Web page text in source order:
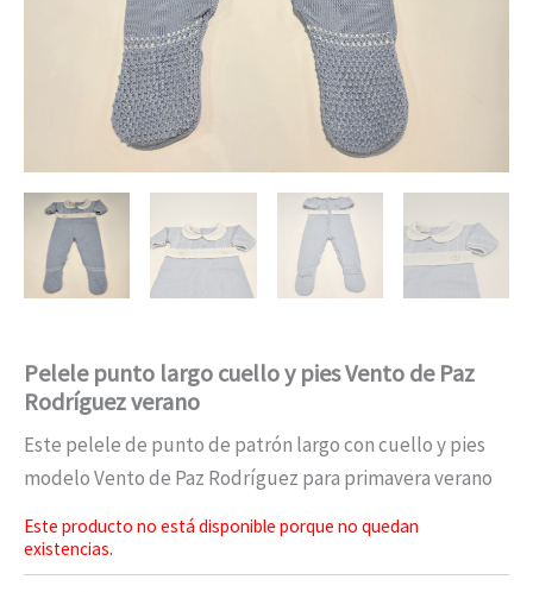
Pelele punto largo cuello y pies Vento de Paz
Rodríguez verano
Este pelele de punto de patrón largo con cuello y pies
modelo Vento de Paz Rodríguez para primavera verano
Este producto no está disponible porque no quedan
existencias.